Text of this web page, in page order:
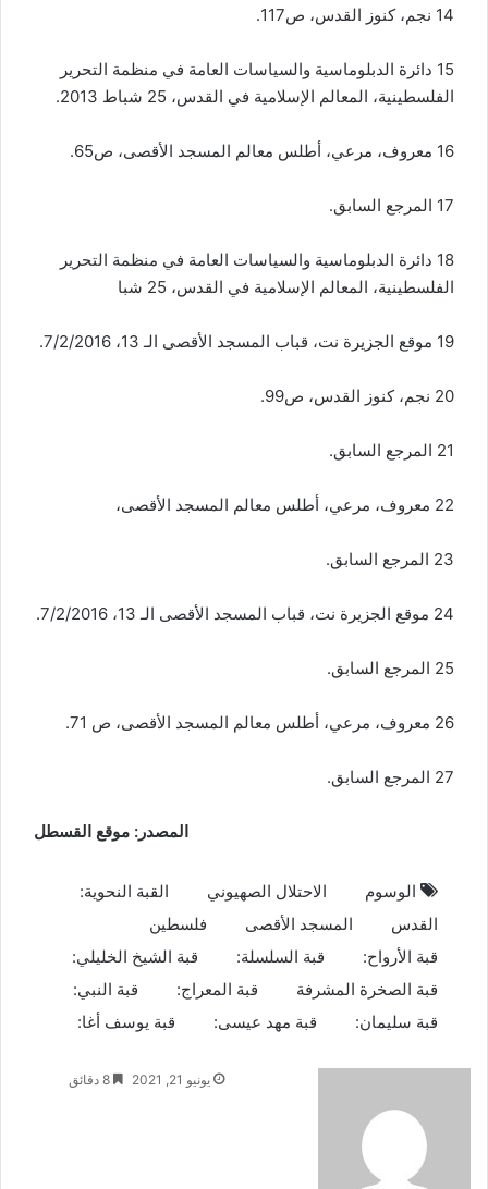
14 نجم، كنوز القدس، ص117.
15 دائرة الدبلوماسية والسياسات العامة في منظمة التحرير
الفلسطينية، المعالم الإسلامية في القدس، 25 شباط 2013.
16 معروف، مرعي، أطلس معالم المسجد الأقصى، ص65.
17 المرجع السابق.
18 دائرة الدبلوماسية والسياسات العامة في منظمة التحرير
الفلسطينية، المعالم الإسلامية في القدس، 25 شبا
19 موقع الجزيرة نت، قباب المسجد الأقصى الـ 13، 7/2/2016.
20 نجم، كنوز القدس، ص99.
21 المرجع السابق.
22 معروف، مرعي، أطلس معالم المسجد الأقصى،
23 المرجع السابق.
24 موقع الجزيرة نت، قباب المسجد الأقصى الـ 13، 7/2/2016.
25 المرجع السابق.
26 معروف، مرعي، أطلس معالم المسجد الأقصى، ص 71.
27 المرجع السابق.
المصدر: موقع القسطل
الوسوم الاحتلال الصهيوني
القبة النحوية:
القدس
المسجد الأقصى
فلسطين
قبة الأرواح:
قبة السلسلة:
قبة الشيخ الخليلي:
قبة الصخرة المشرفة
قبة المعراج:
قبة النبي:
قبة سليمان:
قبة مهد عيسى: قبة يوسف أغا:
أرسليونيو 21, 2021